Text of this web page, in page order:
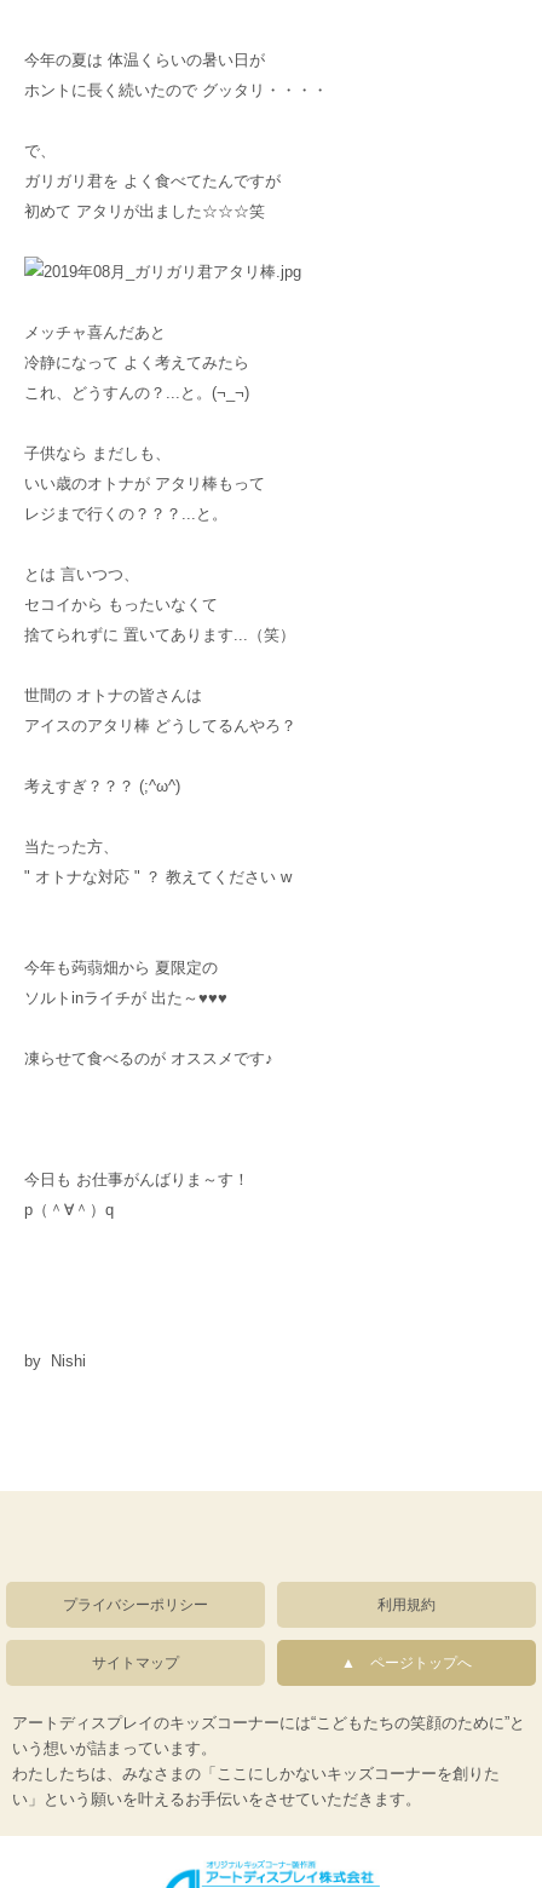
今年の夏は 体温くらいの暑い日が
ホントに長く続いたので グッタリ・・・・
で、
ガリガリ君を よく食べてたんですが
初めて アタリが出ました☆☆☆笑
メッチャ喜んだあと
冷静になって よく考えてみたら
これ、どうすんの？...と。(¬_¬)
子供なら まだしも、
いい歳のオトナが アタリ棒もって
レジまで行くの？？？...と。
とは 言いつつ、
セコイから もったいなくて
捨てられずに 置いてあります...（笑）
世間の オトナの皆さんは
アイスのアタリ棒 どうしてるんやろ？
考えすぎ？？？ (;^ω^)
当たった方、
" オトナな対応 " ？ 教えてください w
今年も蒟蒻畑から 夏限定の
ソルトinライチが 出た～♥♥♥
凍らせて食べるのが オススメです♪
今日も お仕事がんばりま～す！
p（＾∀＾）q
by Nishi
プライバシーポリシー 利用規約
サイトマップ ページトップへ
アートディスプレイのキッズコーナーには“こどもたちの笑顔のために”と
いう想いが詰まっています。
わたしたちは、みなさまの「ここにしかないキッズコーナーを創りた
い」という願いを叶えるお手伝いをさせていただきます。